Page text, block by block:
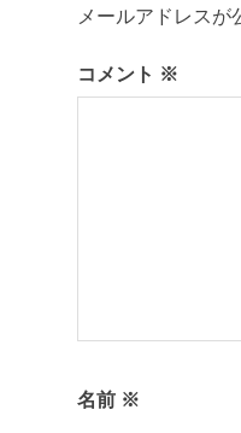
ゲ
ー
メールアドレスが
コメント ※
名前 ※